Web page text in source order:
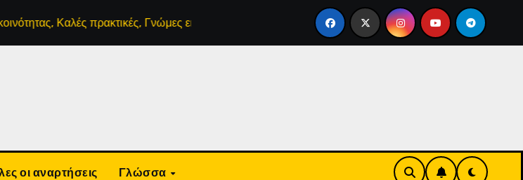
πρακτικές, Γνώμες ειδικών Μηνιαία Μπόνους Σύνδεσης στο Yu-Gi-Oh! Duel Links: Δομή
οι αναρτήσεις Γλώσσα